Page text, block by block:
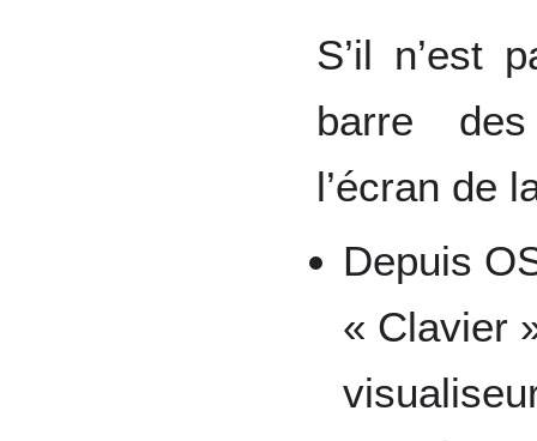
S’il n’est
barre
l’écran de
Depuis
« Clavier